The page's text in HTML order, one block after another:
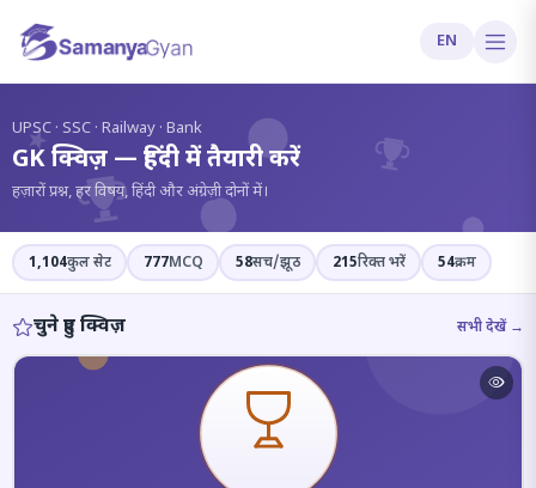
EN
?
UPSC · SSC · Railway · Bank
GK क्विज़ — हिंदी में तैयारी करें
हज़ारों प्रश्न, हर विषय, हिंदी और अंग्रेज़ी दोनों में।
1,104कुल सेट 777MCQ 58सच/झूठ 215रिक्त भरें 54क्रम
चुने हुए क्विज़ सभी देखें →